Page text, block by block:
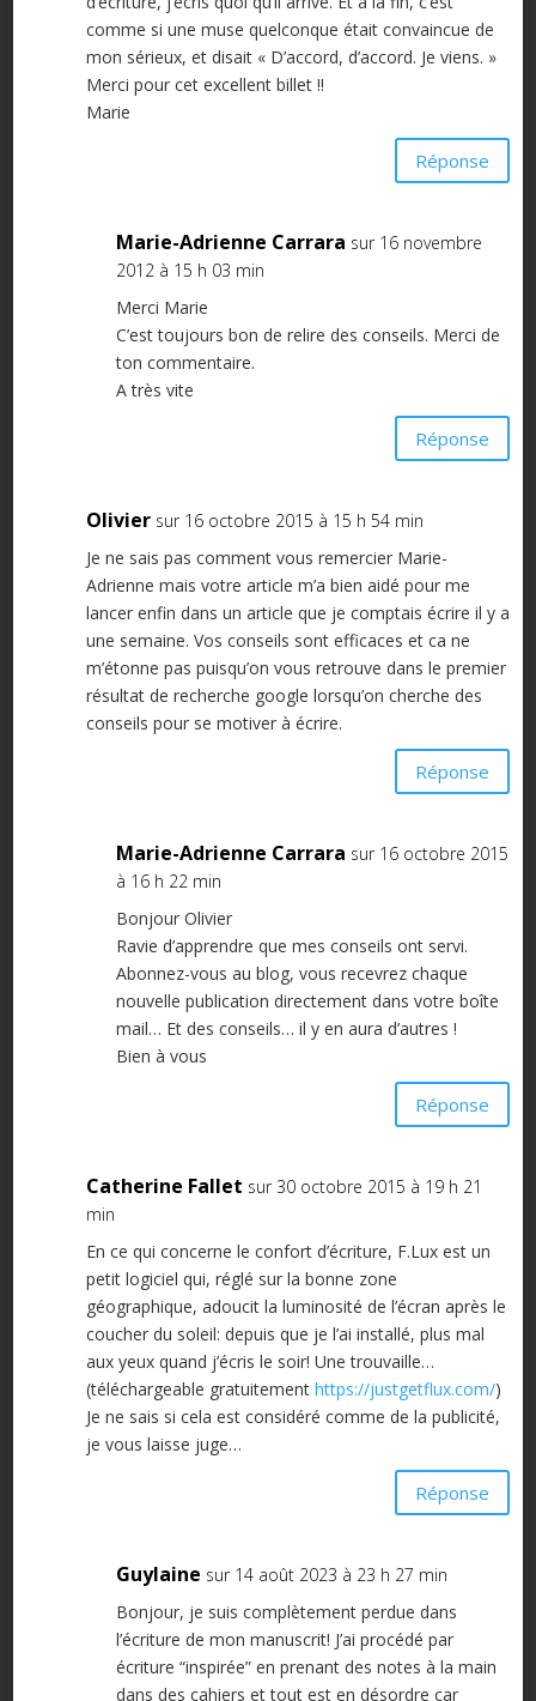
comme si une muse quelconque était convaincue de
mon sérieux, et disait « D’accord, d’accord. Je viens. »
Merci pour cet excellent billet !!
Marie
Réponse
Marie-Adrienne Carrara sur 16 novembre
2012 à 15 h 03 min
Merci Marie
C’est toujours bon de relire des conseils. Merci de
ton commentaire.
A très vite
Réponse
Olivier sur 16 octobre 2015 à 15 h 54 min
Je ne sais pas comment vous remercier Marie-
Adrienne mais votre article m’a bien aidé pour me
lancer enfin dans un article que je comptais écrire il y a
une semaine. Vos conseils sont efficaces et ca ne
m’étonne pas puisqu’on vous retrouve dans le premier
résultat de recherche google lorsqu’on cherche des
conseils pour se motiver à écrire.
Réponse
Marie-Adrienne Carrara sur 16 octobre 2015
à 16 h 22 min
Bonjour Olivier
Ravie d’apprendre que mes conseils ont servi.
Abonnez-vous au blog, vous recevrez chaque
nouvelle publication directement dans votre boîte
mail… Et des conseils… il y en aura d’autres !
Bien à vous
Réponse
Catherine Fallet sur 30 octobre 2015 à 19 h 21
min
En ce qui concerne le confort d’écriture, F.Lux est un
petit logiciel qui, réglé sur la bonne zone
géographique, adoucit la luminosité de l’écran après le
coucher du soleil: depuis que je l’ai installé, plus mal
aux yeux quand j’écris le soir! Une trouvaille…
(téléchargeable gratuitement https://justgetflux.com/)
Je ne sais si cela est considéré comme de la publicité,
je vous laisse juge…
Réponse
Guylaine sur 14 août 2023 à 23 h 27 min
Bonjour, je suis complètement perdue dans
l’écriture de mon manuscrit! J’ai procédé par
écriture “inspirée” en prenant des notes à la main
dans des cahiers et tout est en désordre car